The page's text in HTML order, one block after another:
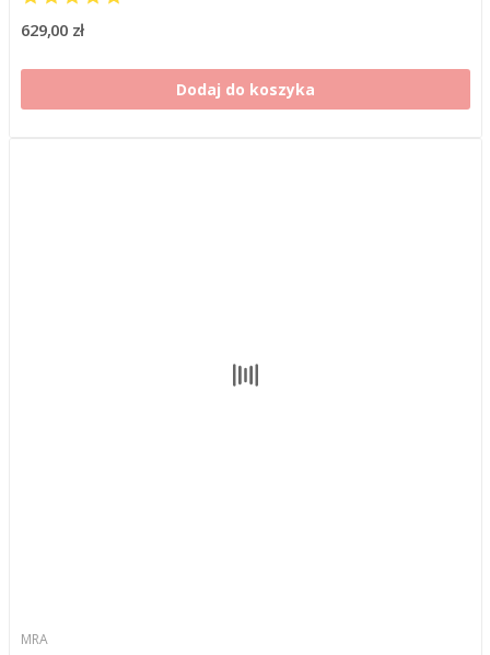
629,00 zł
Dodaj do koszyka
MRA